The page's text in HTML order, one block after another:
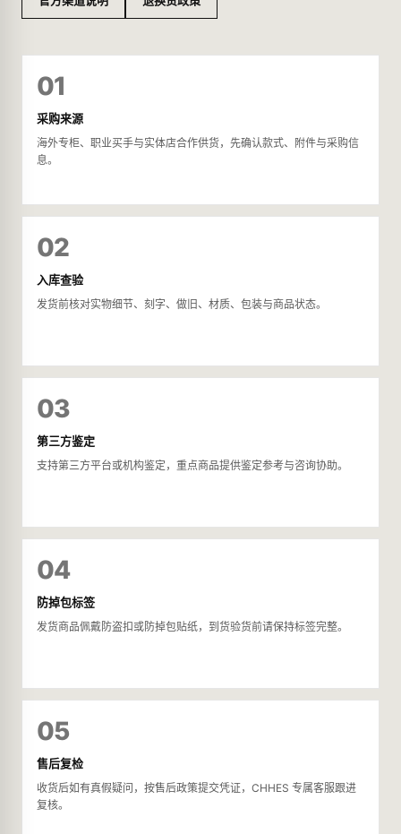
01
采购来源
海外专柜、职业买手与实体店合作供货，先确认款式、附件与采购信
息。
02
入库查验
发货前核对实物细节、刻字、做旧、材质、包装与商品状态。
03
第三方鉴定
支持第三方平台或机构鉴定，重点商品提供鉴定参考与咨询协助。
04
防掉包标签
发货商品佩戴防盗扣或防掉包贴纸，到货验货前请保持标签完整。
05
售后复检
收货后如有真假疑问，按售后政策提交凭证，CHHES 专属客服跟进
复核。